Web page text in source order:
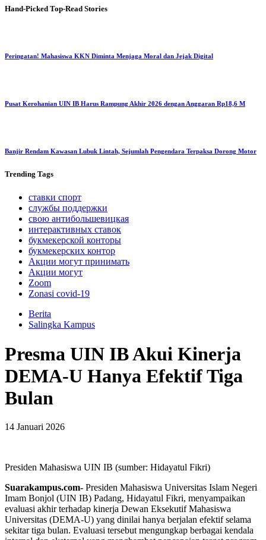
Hand-Picked Top-Read Stories
Peringatan! Mahasiswa KKN Diminta Menjaga Moral dan Jejak Digital
Pusat Kerohanian UIN IB Harus Rampung Akhir 2026 dengan Anggaran Rp18,6 M
Banjir Rendam Kawasan Lubuk Lintah, Sejumlah Pengendara Terpaksa Dorong Motor
Trending Tags
ставки спорт
службы поддержки
свою антибольшевицкая
интерактивных ставок
букмекерской конторы
букмекерских контор
Акции могут принимать
Акции могут
Zoom
Zonasi covid-19
Berita
Salingka Kampus
Presma UIN IB Akui Kinerja
DEMA-U Hanya Efektif Tiga
Bulan
14 Januari 2026
Presiden Mahasiswa UIN IB (sumber: Hidayatul Fikri)
Suarakampus.com- Presiden Mahasiswa Universitas Islam Negeri
Imam Bonjol (UIN IB) Padang, Hidayatul Fikri, menyampaikan
evaluasi akhir terhadap kinerja Dewan Eksekutif Mahasiswa
Universitas (DEMA-U) yang dinilai hanya berjalan efektif selama
sekitar tiga bulan. Evaluasi tersebut mengungkap berbagai kendala